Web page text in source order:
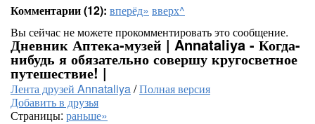
Комментарии (12): вперёд» вверх^
Вы сейчас не можете прокомментировать это сообщение.
Дневник Аптека-музей | Annataliya - Когда-
нибудь я обязательно совершу кругосветное
путешествие! |
Лента друзей Annataliya/Полная версия
Добавить в друзья
Страницы: раньше»